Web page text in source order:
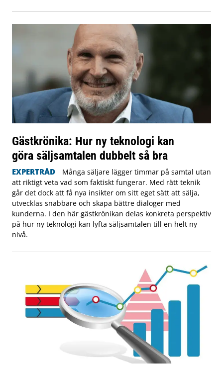
Gästkrönika: Hur ny teknologi kan
göra säljsamtalen dubbelt så bra
EXPERTRÅD
Många säljare lägger timmar på samtal utan
att riktigt veta vad som faktiskt fungerar. Med rätt teknik
går det dock att få nya insikter om sitt eget sätt att sälja,
utvecklas snabbare och skapa bättre dialoger med
kunderna. I den här gästkrönikan delas konkreta perspektiv
på hur ny teknologi kan lyfta säljsamtalen till en helt ny
nivå.